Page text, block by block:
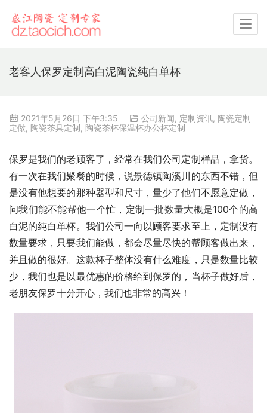
老客人保罗定制高白泥陶瓷纯白单杯
2021年5月26日 下午3:35 公司新闻, 定制资讯, 陶瓷定制
定做, 陶瓷茶具定制, 陶瓷茶杯保温杯办公杯定制
保罗是我们的老顾客了，经常在我们公司定制样品，拿货。
有一次在我们聚餐的时候，说景德镇陶溪川的东西不错，但
是没有他想要的那种器型和尺寸，量少了他们不愿意定做，
问我们能不能帮他一个忙，定制一批数量大概是100个的高
白泥的纯白单杯。我们公司一向以顾客要求至上，定制没有
数量要求，只要我们能做，都会尽量尽快的帮顾客做出来，
并且做的很好。这款杯子整体没有什么难度，只是数量比较
少，我们也是以最优惠的价格给到保罗的，当杯子做好后，
老朋友保罗十分开心，我们也非常的高兴！